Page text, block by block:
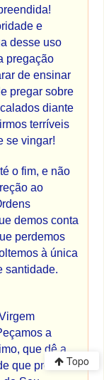
e
desse uso
pregação
de ensinar
pregar sobre
diante
terríveis
se vingar!
o fim, e não
ao
demos conta
perdemos
à única
santidade.
a
que dê a
que precisam
Topo